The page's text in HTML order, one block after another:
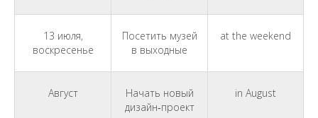
13 июля,
воскресенье
Посетить музей
в выходные
at the weekend
Август
Начать новый
дизайн‑проект
in August